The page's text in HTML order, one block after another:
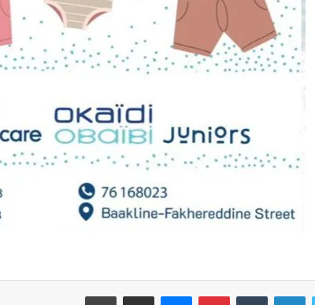
تويتر لينكدإن بينتيريستماسنجر مشاركة عبر البريد طباعة